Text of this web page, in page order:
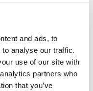
and ads, to
analyse our traffic.
use of our site with
partners who
that you’ve
estudiantes
universidades,
extranjeros. El
de
empresas con
participando de su